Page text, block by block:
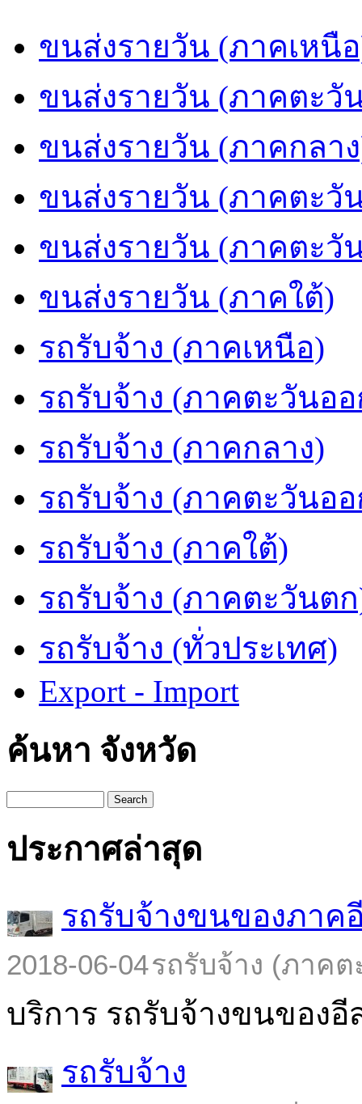
ขนส่งรายวัน (ภาคเหนื
ขนส่งรายวัน (ภาคตะวั
ขนส่งรายวัน (ภาคกลา
ขนส่งรายวัน (ภาคตะวั
ขนส่งรายวัน (ภาคตะวั
ขนส่งรายวัน (ภาคใต้)
รถรับจ้าง (ภาคเหนือ)
รถรับจ้าง (ภาคตะวันออ
รถรับจ้าง (ภาคกลาง)
รถรับจ้าง (ภาคตะวันอ
รถรับจ้าง (ภาคใต้)
รถรับจ้าง (ภาคตะวันต
รถรับจ้าง (ทั่วประเทศ)
Export - Import
ค้นหา จังหวัด
Search
ประกาศล่าสุด
รถรับจ้างขนของภาค
2018-06-04รถรับจ้าง (ภาคต
บริการ รถรับจ้างขนของ
รถรับจ้าง